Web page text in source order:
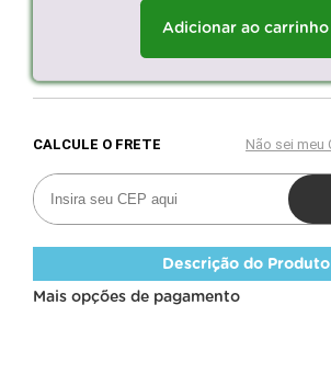
Adicionar ao carrinho
Descrição do Produto
Mais opções de pagamento